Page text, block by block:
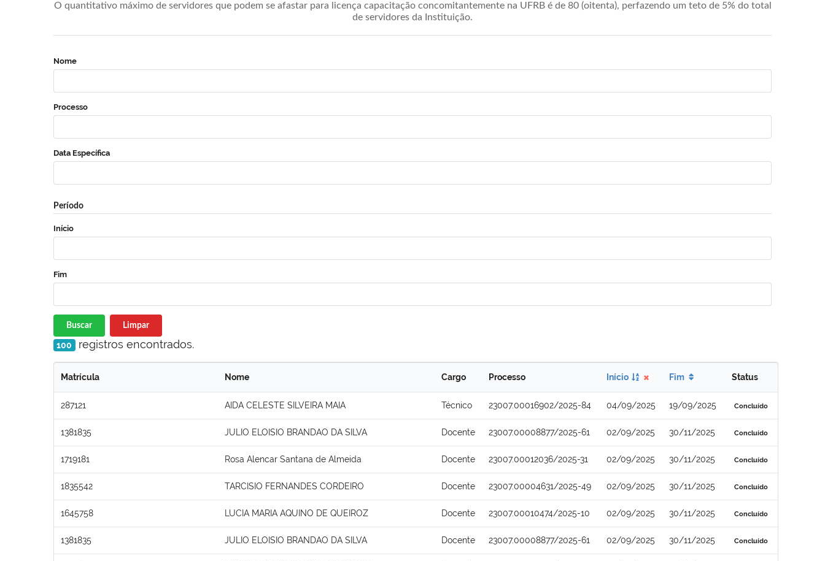
O quantitativo máximo de servidores que podem se afastar para licença capacitação concomitantemente na UFRB é de 80 (oitenta), perfazendo um teto de 5% do total
de servidores da Instituição.
Nome
Processo
Data Específica
Período
Início
Fim
Buscar Limpar
100 registros encontrados.
Matrícula Nome Cargo Processo Início Fim Status
287121 AIDA CELESTE SILVEIRA MAIA Técnico 23007.00016902/2025-84 04/09/2025 19/09/2025 Concluído
1381835 JULIO ELOISIO BRANDAO DA SILVA Docente 23007.00008877/2025-61 02/09/2025 30/11/2025 Concluído
1719181 Rosa Alencar Santana de Almeida Docente 23007.00012036/2025-31 02/09/2025 30/11/2025 Concluído
1835542 TARCISIO FERNANDES CORDEIRO Docente 23007.00004631/2025-49 02/09/2025 30/11/2025 Concluído
1645758 LUCIA MARIA AQUINO DE QUEIROZ Docente 23007.00010474/2025-10 02/09/2025 30/11/2025 Concluído
1381835 JULIO ELOISIO BRANDAO DA SILVA Docente 23007.00008877/2025-61 02/09/2025 30/11/2025 Concluído